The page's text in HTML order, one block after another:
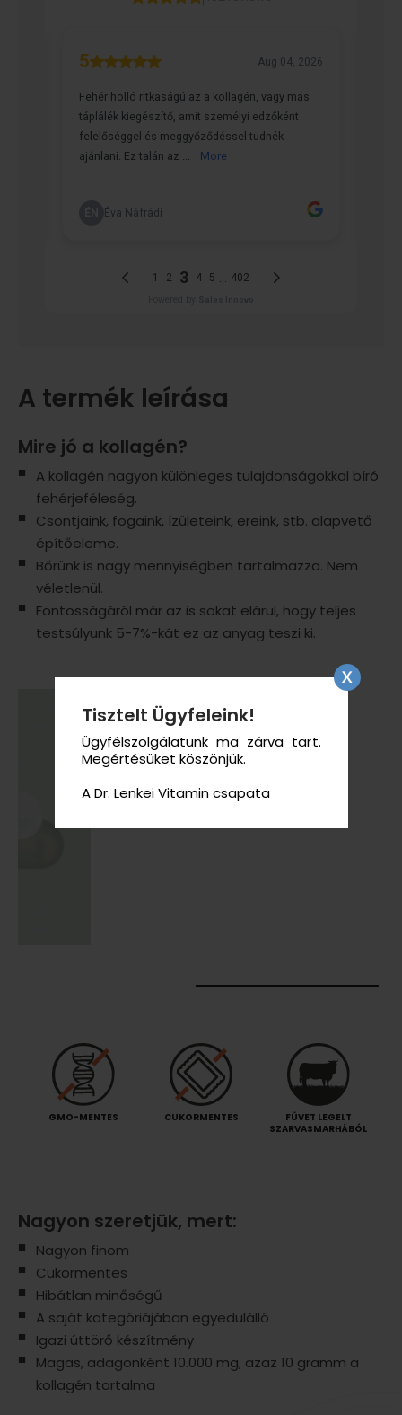
Tisztelt Ügyfeleink!
Ügyfélszolgálatunk ma zárva tart.
Megértésüket köszönjük.
A Dr. Lenkei Vitamin csapata
A termék leírása
Mire jó a kollagén?
A kollagén nagyon különleges tulajdonságokkal bíró
fehérjeféleség.
Csontjaink, fogaink, ízületeink, ereink, stb. alapvető
építőeleme.
Bőrünk is nagy mennyiségben tartalmazza. Nem
véletlenül.
Fontosságáról már az is sokat elárul, hogy teljes
testsúlyunk 5-7%-kát ez az anyag teszi ki.
Nagyon szeretjük, mert:
Nagyon finom
Cukormentes
Hibátlan minőségű
A saját kategóriájában egyedülálló
Igazi úttörő készítmény
Magas, adagonként 10.000 mg, azaz 10 gramm a
kollagén tartalma